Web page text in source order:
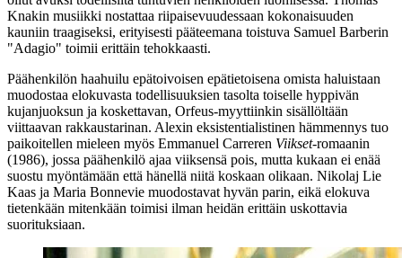
Knakin musiikki nostattaa riipaisevuudessaan kokonaisuuden
kauniin traagiseksi, erityisesti pääteemana toistuva Samuel Barberin
"Adagio" toimii erittäin tehokkaasti.
Päähenkilön haahuilu epätoivoisen epätietoisena omista haluistaan
muodostaa elokuvasta todellisuuksien tasolta toiselle hyppivän
kujanjuoksun ja koskettavan, Orfeus-myyttiinkin sisällöltään
viittaavan rakkaustarinan. Alexin eksistentialistinen hämmennys tuo
paikoitellen mieleen myös Emmanuel Carreren Viikset-romaanin
(1986), jossa päähenkilö ajaa viiksensä pois, mutta kukaan ei enää
suostu myöntämään että hänellä niitä koskaan olikaan. Nikolaj Lie
Kaas ja Maria Bonnevie muodostavat hyvän parin, eikä elokuva
tietenkään mitenkään toimisi ilman heidän erittäin uskottavia
suorituksiaan.